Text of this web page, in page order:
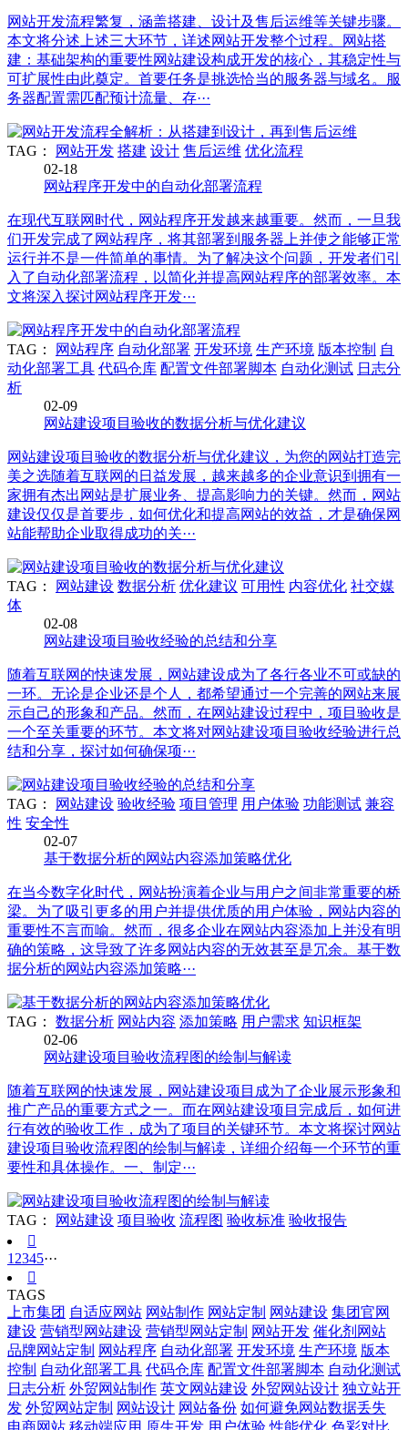
网站开发流程繁复，涵盖搭建、设计及售后运维等关键步骤。
本文将分述上述三大环节，详述网站开发整个过程。网站搭
建：基础架构的重要性网站建设构成开发的核心，其稳定性与
可扩展性由此奠定。首要任务是挑选恰当的服务器与域名。服
务器配置需匹配预计流量、存···
TAG： 网站开发 搭建 设计 售后运维 优化流程
02-18
网站程序开发中的自动化部署流程
在现代互联网时代，网站程序开发越来越重要。然而，一旦我
们开发完成了网站程序，将其部署到服务器上并使之能够正常
运行并不是一件简单的事情。为了解决这个问题，开发者们引
入了自动化部署流程，以简化并提高网站程序的部署效率。本
文将深入探讨网站程序开发···
TAG： 网站程序 自动化部署 开发环境 生产环境 版本控制 自
动化部署工具 代码仓库 配置文件部署脚本 自动化测试 日志分
析
02-09
网站建设项目验收的数据分析与优化建议
网站建设项目验收的数据分析与优化建议，为您的网站打造完
美之选随着互联网的日益发展，越来越多的企业意识到拥有一
家拥有杰出网站是扩展业务、提高影响力的关键。然而，网站
建设仅仅是首要步，如何优化和提高网站的效益，才是确保网
站能帮助企业取得成功的关···
TAG： 网站建设 数据分析 优化建议 可用性 内容优化 社交媒
体
02-08
网站建设项目验收经验的总结和分享
随着互联网的快速发展，网站建设成为了各行各业不可或缺的
一环。无论是企业还是个人，都希望通过一个完善的网站来展
示自己的形象和产品。然而，在网站建设过程中，项目验收是
一个至关重要的环节。本文将对网站建设项目验收经验进行总
结和分享，探讨如何确保项···
TAG： 网站建设 验收经验 项目管理 用户体验 功能测试 兼容
性 安全性
02-07
基于数据分析的网站内容添加策略优化
在当今数字化时代，网站扮演着企业与用户之间非常重要的桥
梁。为了吸引更多的用户并提供优质的用户体验，网站内容的
重要性不言而喻。然而，很多企业在网站内容添加上并没有明
确的策略，这导致了许多网站内容的无效甚至是冗余。基于数
据分析的网站内容添加策略···
TAG： 数据分析 网站内容 添加策略 用户需求 知识框架
02-06
网站建设项目验收流程图的绘制与解读
随着互联网的快速发展，网站建设项目成为了企业展示形象和
推广产品的重要方式之一。而在网站建设项目完成后，如何进
行有效的验收工作，成为了项目的关键环节。本文将探讨网站
建设项目验收流程图的绘制与解读，详细介绍每一个环节的重
要性和具体操作。一、制定···
TAG： 网站建设 项目验收 流程图 验收标准 验收报告

1 2345···

TAGS
上市集团 自适应网站 网站制作 网站定制 网站建设 集团官网
建设 营销型网站建设 营销型网站定制 网站开发 催化剂网站
品牌网站定制 网站程序 自动化部署 开发环境 生产环境 版本
控制 自动化部署工具 代码仓库 配置文件部署脚本 自动化测试
日志分析 外贸网站制作 英文网站建设 外贸网站设计 独立站开
发 外贸网站定制 网站设计 网站备份 如何避免网站数据丢失
电商网站 移动端应用 原生开发 用户体验 性能优化 色彩对比